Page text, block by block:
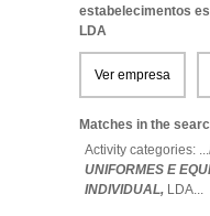
estabelecimentos
LDA
Ver empresa
Matches in the
Activity categories: ...
UNIFORMES E
INDIVIDUAL, LDA...